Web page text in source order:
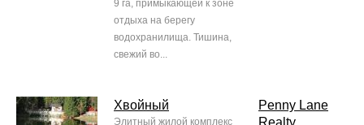
9 га, примыкающей к зоне
отдыха на берегу
водохранилища. Тишина,
свежий во...
Хвойный
Элитный жилой комплекс
Penny Lane
Realty